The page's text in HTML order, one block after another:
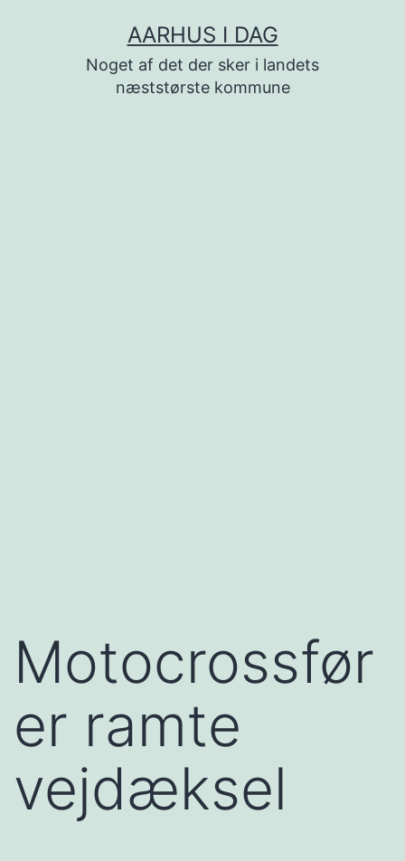
AARHUS I DAG
Noget af det der sker i landets
næststørste kommune
Motocrossfør
er ramte
vejdæksel